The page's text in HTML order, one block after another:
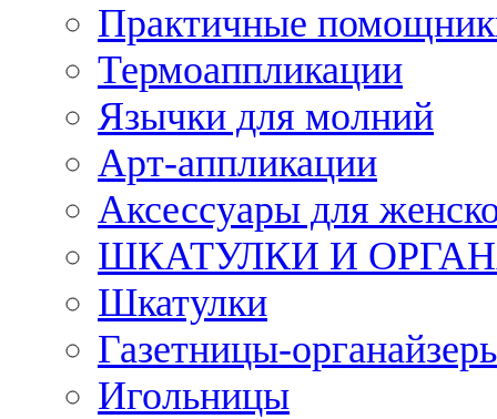
Практичные
Термоаппликации
Язычки для молний
Арт-аппликации
Аксессуары для
ШКАТУЛКИ И
Шкатулки
Газетницы-
Игольницы